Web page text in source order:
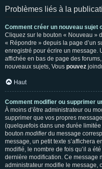
Problèmes liés à la
Comment créer un nouveau sujet
Cliquez sur le bouton « Nouveau »
« Répondre » depuis la page d’un
enregistré pour écrire un message.
affichée en bas de page des
nouveaux sujets, Vous pouvez
Haut
Comment modifier ou supprimer
À moins d’être administrateur ou
supprimer que vos propres
(quelquefois dans une durée
bouton modifierdu message
message, un petit texte s’affichera
modifié, le nombre de fois qu’il a
dernière modification. Ce message
administrateur modifie le message,